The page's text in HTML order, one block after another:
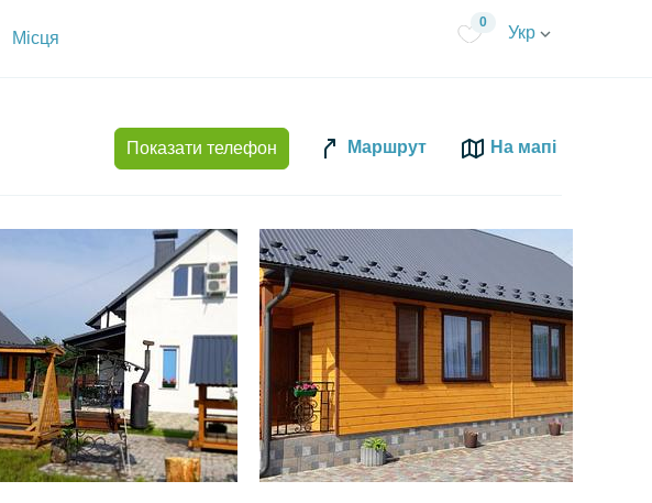
Місця
0
Укр
Показати телефон Маршрут На мапі